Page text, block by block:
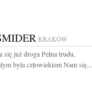
KRAKÓW
już droga Pełna trudu,
była człowiekiem Nam się...